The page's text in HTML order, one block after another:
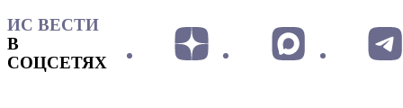
ИС ВЕСТИ
В
СОЦСЕТЯХ